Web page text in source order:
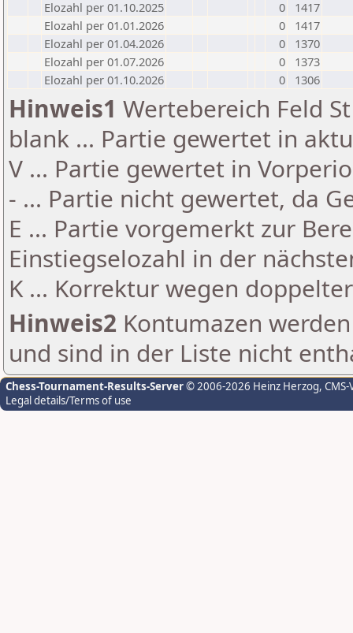
Elozahl per 01.10.2025
0
1417
Elozahl per 01.01.2026
0
1417
Elozahl per 01.04.2026
0
1370
Elozahl per 01.07.2026
0
1373
Elozahl per 01.10.2026
0 1306
Hinweis1 Wertebereich Feld
blank ... Partie gewertet in
V ... Partie gewertet in
- ... Partie nicht gewertet, da
E ... Partie vorgemerkt zur
Einstiegselozahl in der
K ... Korrektur wegen
Hinweis2 Kontumazen
und sind in der Liste nicht
Chess-Tournament-Results-Server© 2006-2026 Heinz Herzog,
Legal details/Terms of use